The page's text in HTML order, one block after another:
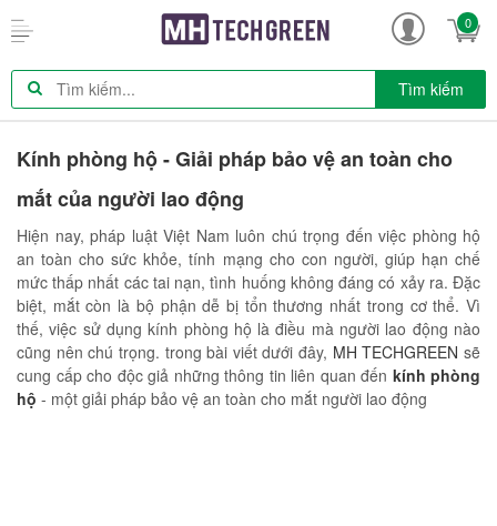
0
Tìm kiếm
Kính phòng hộ - Giải pháp bảo vệ an toàn cho
mắt của người lao động
Hiện nay, pháp luật Việt Nam luôn chú trọng đến việc phòng hộ
an toàn cho sức khỏe, tính mạng cho con người, giúp hạn chế
mức thấp nhất các tai nạn, tình huống không đáng có xảy ra. Đặc
biệt, mắt còn là bộ phận dễ bị tổn thương nhất trong cơ thể. Vì
thế, việc sử dụng kính phòng hộ là điều mà người lao động nào
cũng nên chú trọng. trong bài viết dưới đây, MH TECHGREEN sẽ
cung cấp cho độc giả những thông tin liên quan đến kính phòng
hộ - một giải pháp bảo vệ an toàn cho mắt người lao động